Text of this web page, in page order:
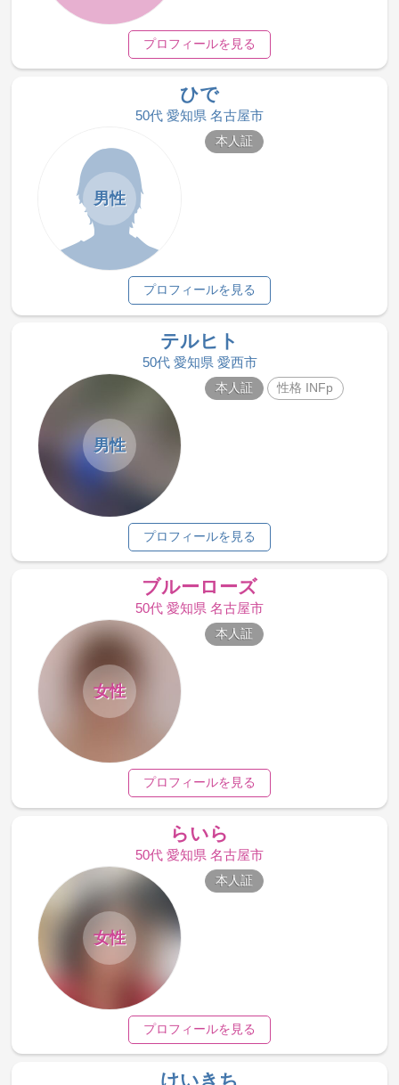
プロフィールを見る
ひで
50代 愛知県 名古屋市
男性
本人証
プロフィールを見る
テルヒト
50代 愛知県 愛西市
男性
本人証 性格 INFp
プロフィールを見る
ブルーローズ
50代 愛知県 名古屋市
女性
本人証
プロフィールを見る
らいら
50代 愛知県 名古屋市
女性
本人証
プロフィールを見る
けいきち